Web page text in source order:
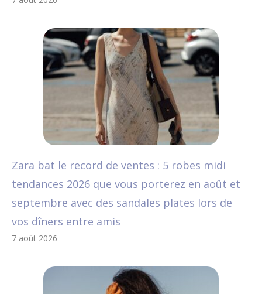
Zara bat le record de ventes : 5 robes midi
tendances 2026 que vous porterez en août et
septembre avec des sandales plates lors de
vos dîners entre amis
7 août 2026